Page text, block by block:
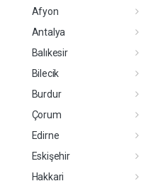
Afyon
Antalya
Balıkesir
Bilecik
Burdur
Çorum
Edirne
Eskişehir
Hakkari